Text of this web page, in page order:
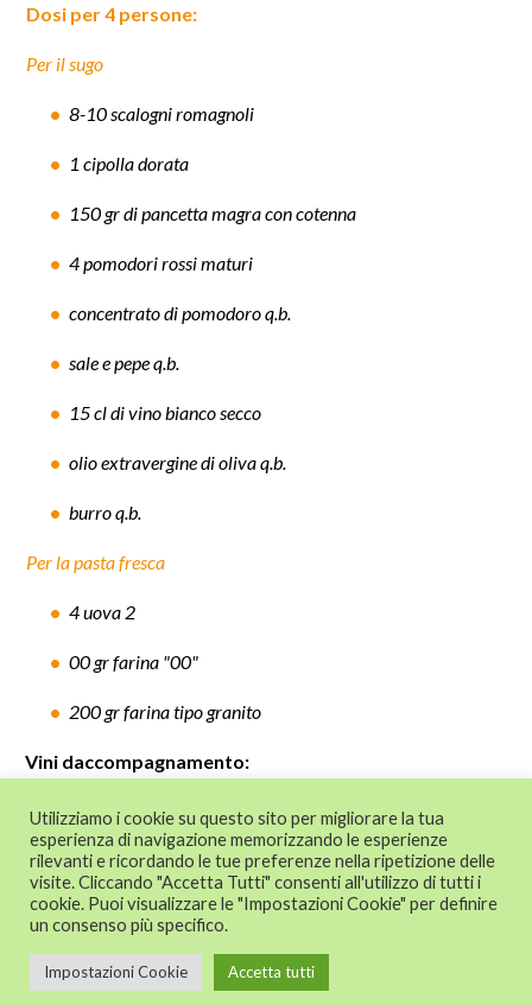
Dosi per 4 persone:
Per il sugo
8-10 scalogni romagnoli
1 cipolla dorata
150 gr di pancetta magra con cotenna
4 pomodori rossi maturi
concentrato di pomodoro q.b.
sale e pepe q.b.
15 cl di vino bianco secco
olio extravergine di oliva q.b.
burro q.b.
Per la pasta fresca
4 uova 2
00 gr farina "00"
200 gr farina tipo granito
Vini daccompagnamento:
© 2024 CAT - Centro di Assistenza Tecnica
alle imprese - Confesercenti Emilia
Romagna s.r.l. - P.I. 02024291201
Utilizziamo i cookie su questo sito per migliorare la tua
esperienza di navigazione memorizzando le esperienze
rilevanti e ricordando le tue preferenze nella ripetizione delle
visite. Cliccando "Accetta Tutti" consenti all'utilizzo di tutti i
cookie. Puoi visualizzare le "Impostazioni Cookie" per definire
un consenso più specifico.
Impostazioni Cookie Accetta tutti